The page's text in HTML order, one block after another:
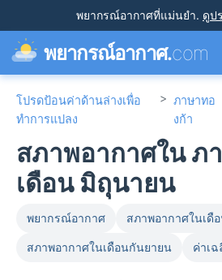
พยากรณ์อากาศที่แม่นยำ. ดูป
พยากรณ์อากาศ.com
โปรดป้อนค่าด้านล่างเพื่อ
ทำการแปลง
> ภาษาทอ
งก้า
สภาพอากาศใน ภ
เดือน มิถุนายน
พยากรณ์อากาศ สภาพอากาศในเดื
สภาพอากาศในเดือนกันยายน ค่าเ